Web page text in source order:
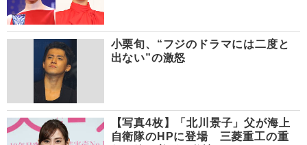
小栗旬、“フジのドラマには二度と
出ない”の激怒
【写真4枚】「北川景子」父が海上
自衛隊のHPに登場 三菱重工の重